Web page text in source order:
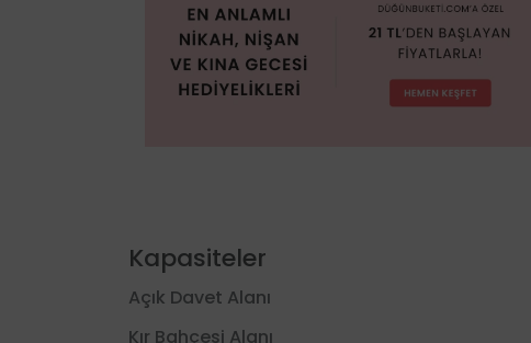
Kapasiteler
Açık Davet Alanı
Kır Bahçesi Alanı